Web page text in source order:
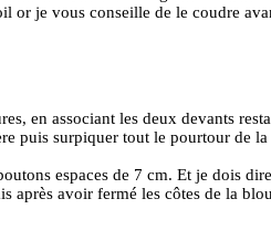
or je vous conseille de le coudre
en associant les deux devants
puis surpiquer tout le pourtour de
espaces de 7 cm. Et je dois
après avoir fermé les côtes de la